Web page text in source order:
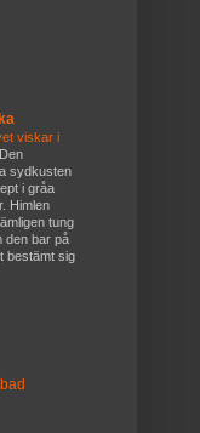
viskar i
Den
sydkusten
i gråa
Himlen
tung
den bar på
bestämt sig